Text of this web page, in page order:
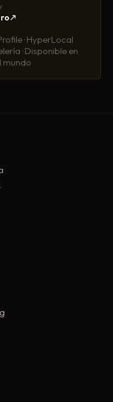
· HyperLocal
· Disponible en
mundo